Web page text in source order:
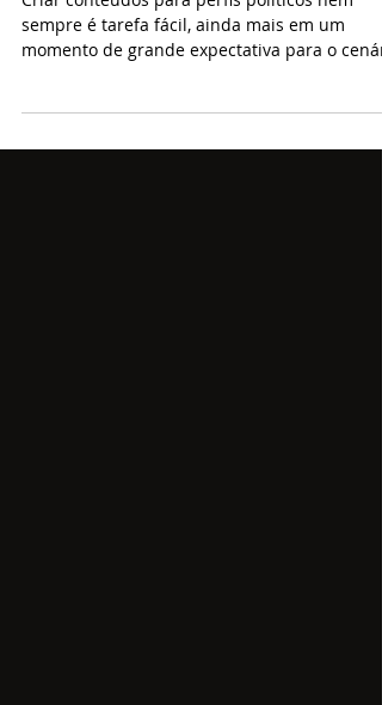
O erro que um social media
político não pode cometer
sempre é tarefa fácil, ainda mais em um
momento de grande expectativa para o